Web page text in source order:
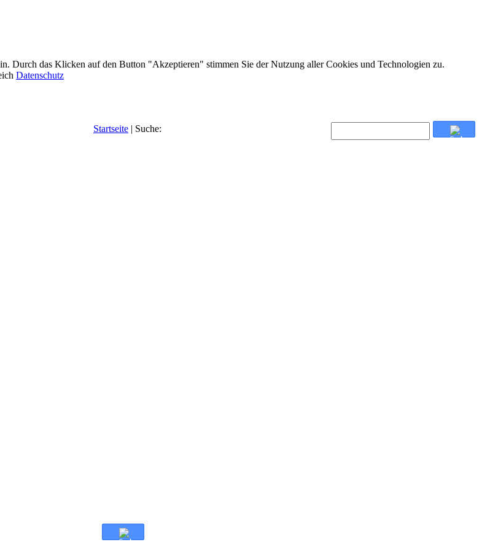
Durch das Klicken auf den Button "Akzeptieren" stimmen Sie der Nutzung aller Cookies und Technologien zu.
Datenschutz
Startseite | Suche: